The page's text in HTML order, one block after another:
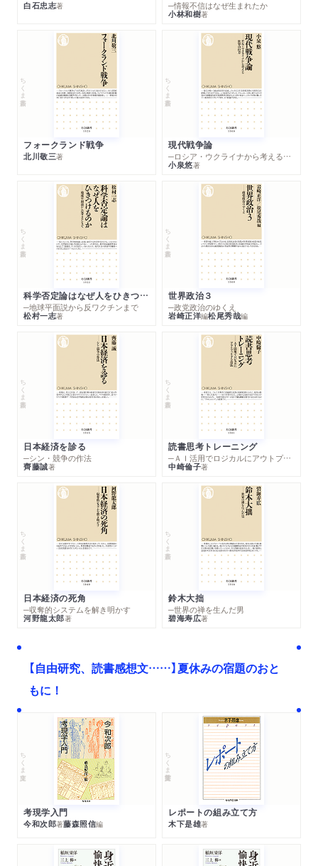
白石忠志著 ─情報不信はなぜ生まれたか
小林和樹著
ちくま新書
フォークランド戦争
北川敬三著
ちくま新書
現代戦争論
─ロシア・ウクライナから考える世界の行方
小泉悠著
ちくま新書
科学否定論はなぜ人をひきつけるのか
─地球平面説から反ワクチンまで
松村一志著
ちくま新書
世界政治３
─政党政治のゆくえ
岩崎正洋編松尾秀哉編
ちくま新書
日本経済を診る
─シン・競争の作法
齊藤誠著
ちくま新書
読書思考トレーニング
─ＡＩ活用でロジカルにアウトプットする技法
中崎倫子著
ちくま新書
日本経済の死角
─収奪的システムを解き明かす
河野龍太郎著
ちくま新書
鈴木大拙
─世界の禅を生んだ男
碧海寿広著
【自由研究、読書感想文……】夏休みの宿題のおと
もに！
ちくま文庫
考現学入門
今和次郎著藤森照信編
ちくま学芸文庫
レポートの組み立て方
木下是雄著